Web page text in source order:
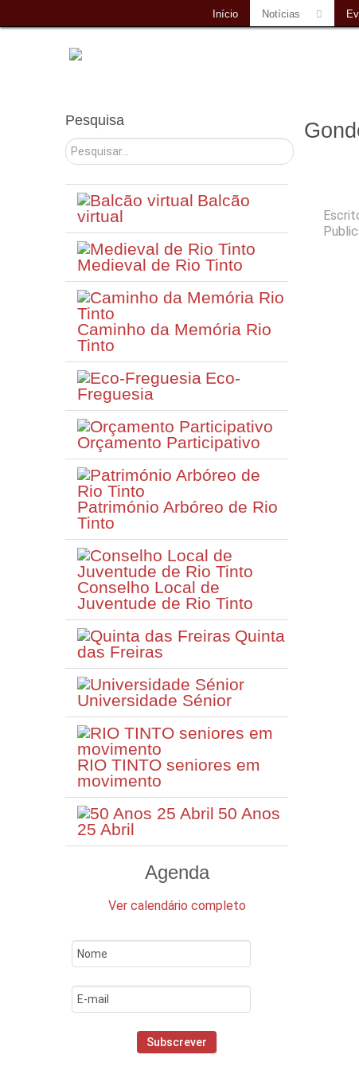
Início Notícias
Pesquisa
Pesquisar
Balcão
virtual
Medieval de Rio Tinto
Caminho da Memória Rio
Tinto
Eco-
Freguesia
Orçamento Participativo
Património Arbóreo de Rio
Tinto
Conselho Local de
Juventude de Rio Tinto
Quinta
das Freiras
Universidade Sénior
RIO TINTO seniores em
movimento
50 Anos
25 Abril
Agenda
Ver calendário completo